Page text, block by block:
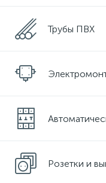
Трубы ПВХ
Розетки и